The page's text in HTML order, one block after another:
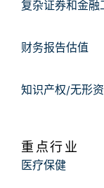
复杂证券和金融
财务报告估值
知识产权/无形
重点行业
医疗保健